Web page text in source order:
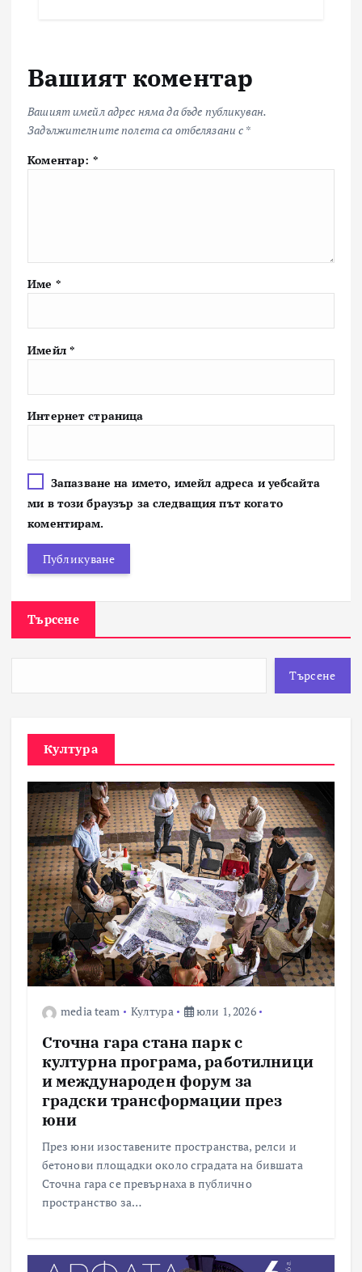
Вашият коментар
Вашият имейл адрес няма да бъде публикуван.
Задължителните полета са отбелязани с *
Коментар: *
Име *
Имейл *
Интернет страница
Запазване на името, имейл адреса и уебсайта
ми в този браузър за следващия път когато
коментирам.
Търсене
Търсене
Култура
media team Култура юли 1, 2026
Сточна гара стана парк с
културна програма, работилници
и международен форум за
градски трансформации през
юни
През юни изоставените пространства, релси и
бетонови площадки около сградата на бившата
Сточна гара се превърнаха в публично
пространство за…